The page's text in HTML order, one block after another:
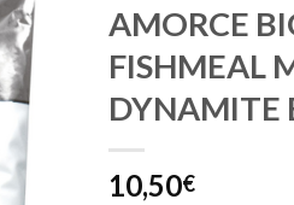
AMORCE
FISHMEAL
DYNAMITE
10,50€